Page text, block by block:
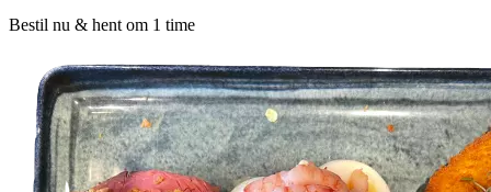
Bestil nu & hent om 1 time